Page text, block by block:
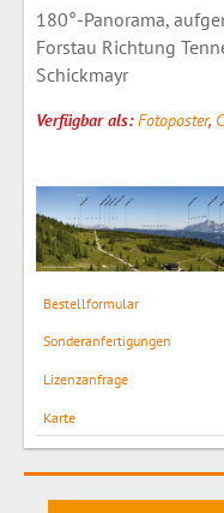
180°-Panorama,
Forstau Richtung
Schickmayr
Verfügbar als:Fotoposter,
Bestellformular
Sonderanfertigungen
Lizenzanfrage
Karte